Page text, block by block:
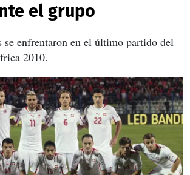
el grupo
se enfrentaron en el último partido del
2010.